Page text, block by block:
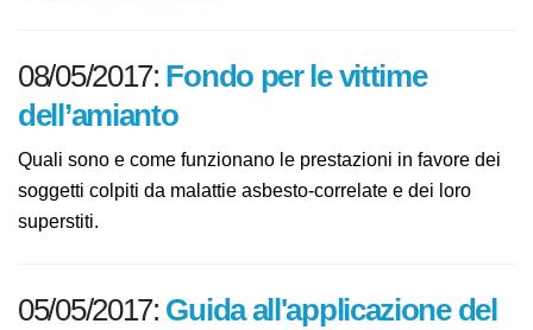
08/05/2017: Fondo per le vittime
dell’amianto
Quali sono e come funzionano le prestazioni in favore dei
soggetti colpiti da malattie asbesto-correlate e dei loro
superstiti.
05/05/2017: Guida all'applicazione del